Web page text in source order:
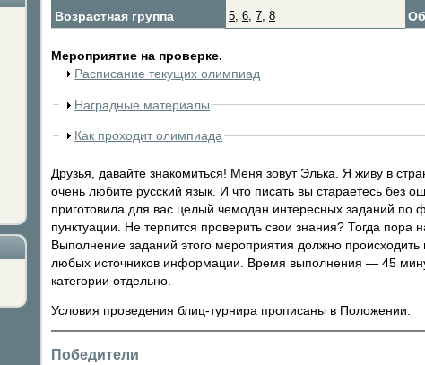
Возрастная группа 5, 6, 7, 8
Мероприятие на проверке.
Расписание текущих олимпиад
Наградные материалы
Как проходит олимпиада
Друзья, давайте знакомиться! Меня зовут Элька. Я живу в
очень любите русский язык. И что писать вы стараетесь без
приготовила для вас целый чемодан интересных заданий
пунктуации. Не терпится проверить свои знания? Тогда пора
Выполнение заданий этого мероприятия должно
любых источников информации. Время выполнения — 45
категории отдельно.
Условия проведения блиц-турнира прописаны в Положении.
Победители